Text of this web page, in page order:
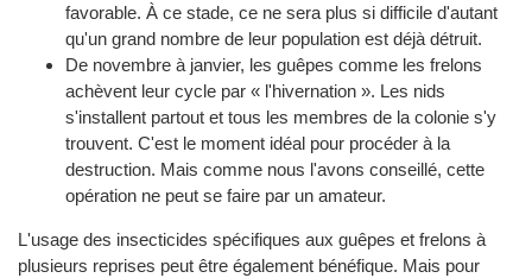
favorable. À ce stade, ce ne sera plus si difficile d'autant
qu'un grand nombre de leur population est déjà détruit.
De novembre à janvier, les guêpes comme les frelons
achèvent leur cycle par « l'hivernation ». Les nids
s'installent partout et tous les membres de la colonie s'y
trouvent. C'est le moment idéal pour procéder à la
destruction. Mais comme nous l'avons conseillé, cette
opération ne peut se faire par un amateur.
L'usage des insecticides spécifiques aux guêpes et frelons à
plusieurs reprises peut être également bénéfique. Mais pour